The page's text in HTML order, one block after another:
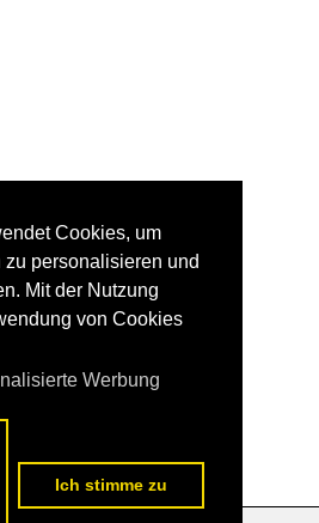
Cookies, um
zu personalisieren und
Mit der Nutzung
von Cookies
Werbung
Ich stimme zu